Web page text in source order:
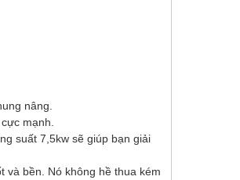
nâng.
mạnh.
suất 7,5kw sẽ giúp bạn giải
và bền. Nó không hề thua kém